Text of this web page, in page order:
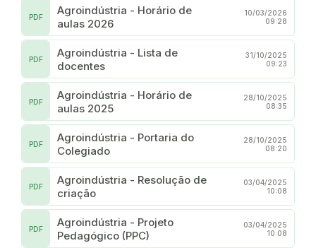
Agroindústria - Horário de
aulas 2026
PDF
10/03/2026
09:28
Agroindústria - Lista de
docentes
PDF
31/10/2025
09:23
Agroindústria - Horário de
aulas 2025
PDF
28/10/2025
08:35
Agroindústria - Portaria do
Colegiado
PDF
28/10/2025
08:20
Agroindústria - Resolução de
criação
PDF
03/04/2025
10:08
Agroindústria - Projeto
Pedagógico (PPC)
PDF
03/04/2025
10:08